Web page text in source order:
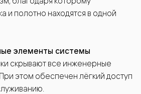
и полотно находятся в одной
элементы системы
скрывают все инженерные
этом обеспечен лёгкий доступ